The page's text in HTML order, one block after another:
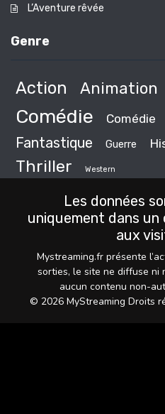
L’Aventure rêvée
Genre
Action Animation
Comédie Comédie
Fantastique Guerre
Thriller Western
Les données
uniquement dans un
aux
Mystreaming.fr présente
sorties, le site ne diffuse ni
aucun contenu non-
© 2026 MyStreaming Droits